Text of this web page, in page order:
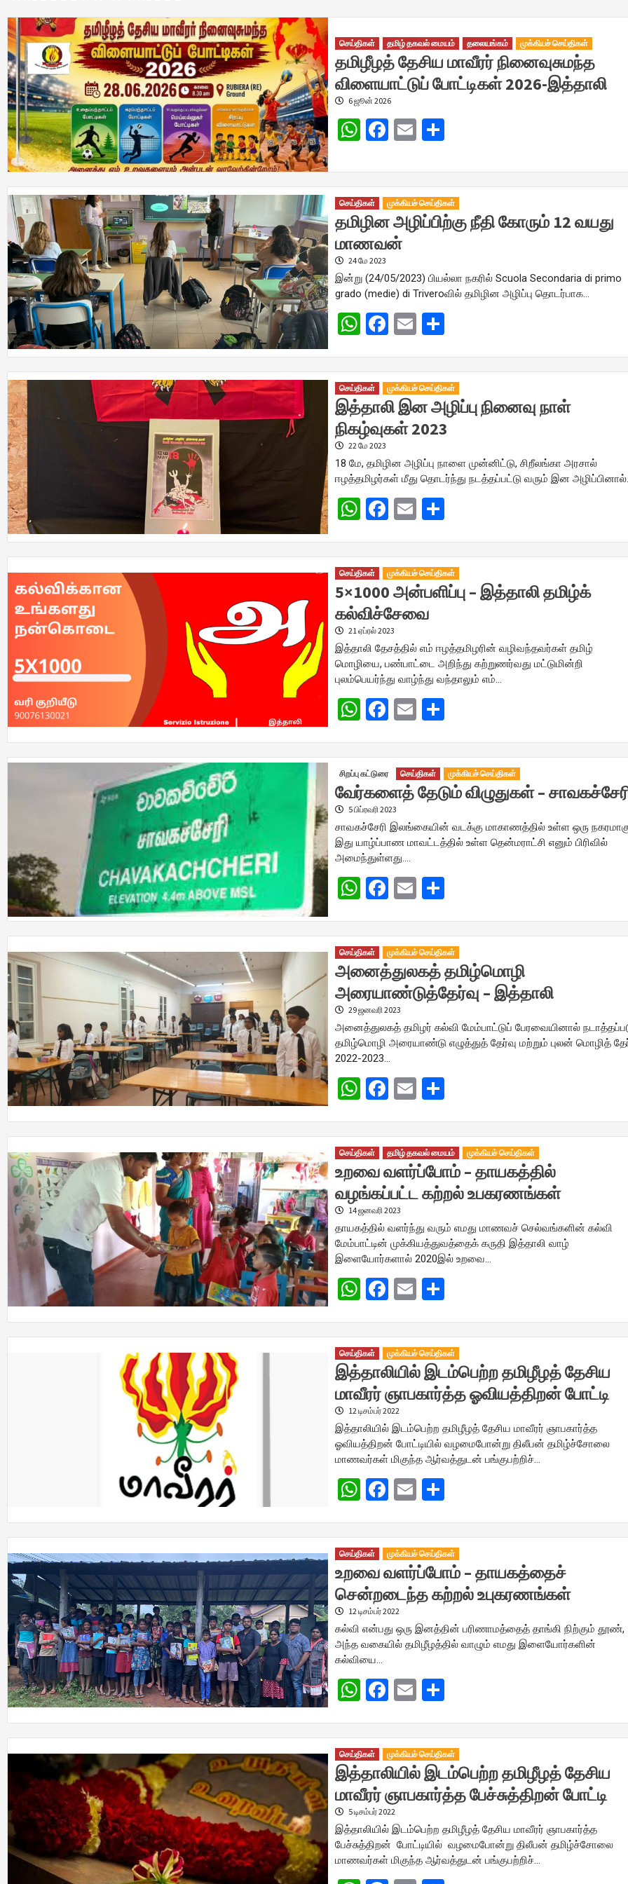
செய்திகள் தமிழ் தகவல் மையம் தலையங்கம் முக்கியச் செய்திகள்
தமிழீழத் தேசிய மாவீரர் நினைவுசுமந்த
விளையாட்டுப் போட்டிகள் 2026-இத்தாலி
6 ஜூன் 2026
WhatsApp
Facebook
Email
செய்திகள் முக்கியச் செய்திகள்
தமிழின அழிப்பிற்கு நீதி கோரும் 12 வயது
மாணவன்
24 மே 2023
இன்று (24/05/2023) பியல்லா நகரில் Scuola Secondaria di primo
grado (medie) di Triveroவில் தமிழின அழிப்பு தொடர்பாக…
WhatsApp
Facebook
Email
செய்திகள் முக்கியச் செய்திகள்
இத்தாலி இன அழிப்பு நினைவு நாள்
நிகழ்வுகள் 2023
22 மே 2023
18 மே, தமிழின அழிப்பு நாளை முன்னிட்டு, சிறீலங்கா அரசால்
ஈழத்தமிழர்கள் மீது தொடர்ந்து நடத்தப்பட்டு வரும் இன
WhatsApp
Facebook
Email
செய்திகள் முக்கியச் செய்திகள்
5×1000 அன்பளிப்பு – இத்தாலி தமிழ்க்
கல்விச்சேவை
21 ஏப்ரல் 2023
இத்தாலி தேசத்தில் எம் ஈழத்தமிழரின் வழிவந்தவர்கள் தமிழ்
மொழியை, பண்பாட்டை அறிந்து கற்றுணர்வது மட்டுமின்றி
புலம்பெயர்ந்து வாழ்ந்து வந்தாலும் எம்…
WhatsApp
Facebook
Email
சிறப்பு கட்டுரை செய்திகள் முக்கியச் செய்திகள்
வேர்களைத் தேடும் விழுதுகள் –
5 பிப்ரவரி 2023
சாவகச்சேரி இலங்கையின் வடக்கு மாகாணத்தில் உள்ள ஒரு
இது யாழ்ப்பாண மாவட்டத்தில் உள்ள தென்மராட்சி எனும் பிரிவில்
அமைந்துள்ளது….
WhatsApp
Facebook
Email
செய்திகள் முக்கியச் செய்திகள்
அனைத்துலகத் தமிழ்மொழி
அரையாண்டுத்தேர்வு – இத்தாலி
29 ஜனவரி 2023
அனைத்துலகத் தமிழர் கல்வி மேம்பாட்டுப் பேரவையினால்
தமிழ்மொழி அரையாண்டு எழுத்துத் தேர்வு மற்றும் புலன் மொழித்
2022-2023…
WhatsApp
Facebook
Email
செய்திகள் தமிழ் தகவல் மையம் முக்கியச் செய்திகள்
உறவை வளர்ப்போம் – தாயகத்தில்
வழங்கப்பட்ட கற்றல் உபகரணங்கள்
14 ஜனவரி 2023
தாயகத்தில் வளர்ந்து வரும் எமது மாணவச் செல்வங்களின் கல்வி
மேம்பாட்டின் முக்கியத்துவத்தைக் கருதி இத்தாலி வாழ்
இளையோர்களால் 2020இல் உறவை…
WhatsApp
Facebook
Email
செய்திகள் முக்கியச் செய்திகள்
இத்தாலியில் இடம்பெற்ற தமிழீழத் தேசிய
மாவீரர் ஞாபகார்த்த ஓவியத்திறன் போட்டி
12 டிசம்பர் 2022
இத்தாலியில் இடம்பெற்ற தமிழீழத் தேசிய மாவீரர் ஞாபகார்த்த
ஓவியத்திறன் போட்டியில் வழமைபோன்று திலீபன் தமிழ்ச்சோலை
மாணவர்கள் மிகுந்த ஆர்வத்துடன் பங்குபற்றிச்…
WhatsApp
Facebook
Email
செய்திகள் முக்கியச் செய்திகள்
உறவை வளர்ப்போம் – தாயகத்தைச்
சென்றடைந்த கற்றல் உபுகரணங்கள்
12 டிசம்பர் 2022
கல்வி என்பது ஒரு இனத்தின் பரிணாமத்தைத் தாங்கி நிற்கும் தூண்,
அந்த வகையில் தமிழீழத்தில் வாழும் எமது இளையோர்களின்
கல்வியை…
WhatsApp
Facebook
Email
செய்திகள் முக்கியச் செய்திகள்
இத்தாலியில் இடம்பெற்ற தமிழீழத் தேசிய
மாவீரர் ஞாபகார்த்த பேச்சுத்திறன் போட்டி
5 டிசம்பர் 2022
இத்தாலியில் இடம்பெற்ற தமிழீழத் தேசிய மாவீரர் ஞாபகார்த்த
பேச்சுத்திறன் போட்டியில் வழமைபோன்று திலீபன் தமிழ்ச்சோலை
மாணவர்கள் மிகுந்த ஆர்வத்துடன் பங்குபற்றிச்…